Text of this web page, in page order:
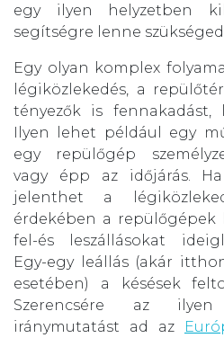
egy ilyen helyzetben
segítségre lenne szükséged.
Egy olyan komplex
légiközlekedés, a
tényezők is fennakadást,
Ilyen lehet például egy
egy repülőgép
vagy épp az időjárás.
jelenthet a
érdekében a repülőgépek
fel-és leszállásokat
Egy-egy leállás (akár
esetében) a késések
Szerencsére az
iránymutatást ad az